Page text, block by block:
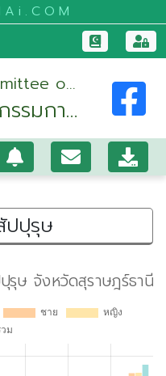
of
รมการ
หวัด
ปปุรุษ